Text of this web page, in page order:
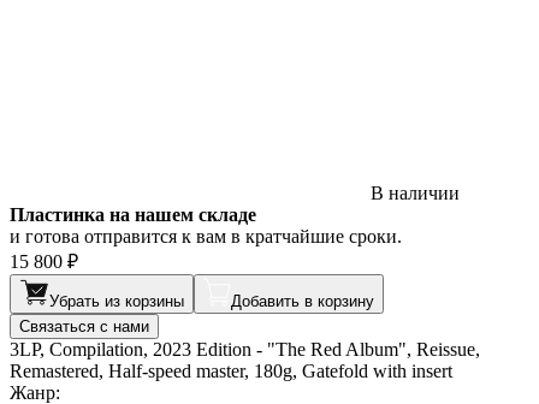
В наличии
Пластинка на нашем складе
и готова отправится к вам в кратчайшие сроки.
15 800 ₽
Убрать из корзины
Добавить в корзину
Связаться с нами
3LP, Compilation, 2023 Edition - "The Red Album", Reissue,
Remastered, Half-speed master, 180g, Gatefold with insert
Жанр: